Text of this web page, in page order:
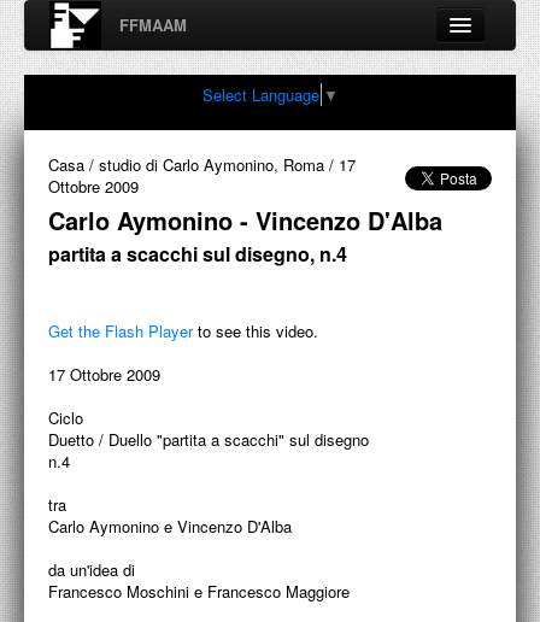
FFMAAM
Fondo Francesco Moschini
A.A.M. Architettura Arte Moderna
Percorsi, nodi, sconfinamenti e contaminazioni tra Arte,
FFMAAM
PUBBLICAZIONI
CONFERENZE
VIDEO
I.E.D. / ROMA
Select Language ▼
Casa / studio di Carlo Aymonino, Roma / 17
Ottobre 2009
Carlo Aymonino - Vincenzo D'Alba
partita a scacchi sul disegno, n.4
Get the Flash Playerto see this video.
17 Ottobre 2009
Ciclo
Duetto / Duello "partita a scacchi" sul disegno
n.4
tra
Carlo Aymonino e Vincenzo D'Alba
da un'idea di
Francesco Moschini e Francesco Maggiore